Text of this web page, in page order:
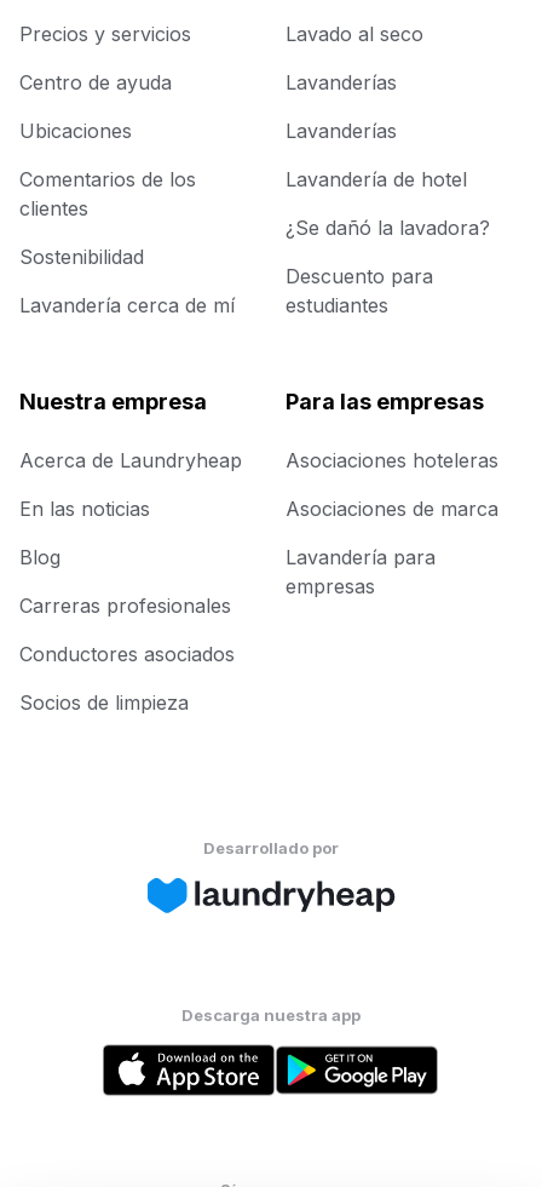
Precios y servicios
Centro de ayuda
Ubicaciones
Comentarios de los
clientes
Sostenibilidad
Lavandería cerca de mí
Lavado al seco
Lavanderías
Lavanderías
Lavandería de hotel
¿Se dañó la lavadora?
Descuento para
estudiantes
Nuestra empresa
Acerca de Laundryheap
En las noticias
Blog
Carreras profesionales
Conductores asociados
Socios de limpieza
Para las empresas
Asociaciones hoteleras
Asociaciones de marca
Lavandería para
empresas
Desarrollado por
Descarga nuestra app